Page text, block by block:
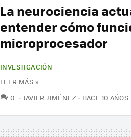
La neurociencia
entender cómo
microprocesador
INVESTIGACIÓN
LEER MÁS »
0 COMENTARIOS
JAVIER JIMÉNEZ HACE 10 AÑOS